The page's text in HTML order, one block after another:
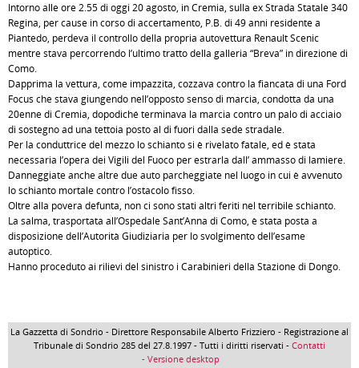
Intorno alle ore 2.55 di oggi 20 agosto, in Cremia, sulla ex Strada Statale 340
Regina, per cause in corso di accertamento, P.B. di 49 anni residente a
Piantedo, perdeva il controllo della propria autovettura Renault Scenic
mentre stava percorrendo l’ultimo tratto della galleria “Breva” in direzione di
Como.
Dapprima la vettura, come impazzita, cozzava contro la fiancata di una Ford
Focus che stava giungendo nell’opposto senso di marcia, condotta da una
20enne di Cremia, dopodiché terminava la marcia contro un palo di acciaio
di sostegno ad una tettoia posto al di fuori dalla sede stradale.
Per la conduttrice del mezzo lo schianto si è rivelato fatale, ed è stata
necessaria l’opera dei Vigili del Fuoco per estrarla dall’ ammasso di lamiere.
Danneggiate anche altre due auto parcheggiate nel luogo in cui è avvenuto
lo schianto mortale contro l’ostacolo fisso.
Oltre alla povera defunta, non ci sono stati altri feriti nel terribile schianto.
La salma, trasportata all’Ospedale Sant’Anna di Como, è stata posta a
disposizione dell’Autorità Giudiziaria per lo svolgimento dell’esame
autoptico.
Hanno proceduto ai rilievi del sinistro i Carabinieri della Stazione di Dongo.
La Gazzetta di Sondrio - Direttore Responsabile Alberto Frizziero - Registrazione al
Tribunale di Sondrio 285 del 27.8.1997 - Tutti i diritti riservati - Contatti
- Versione desktop